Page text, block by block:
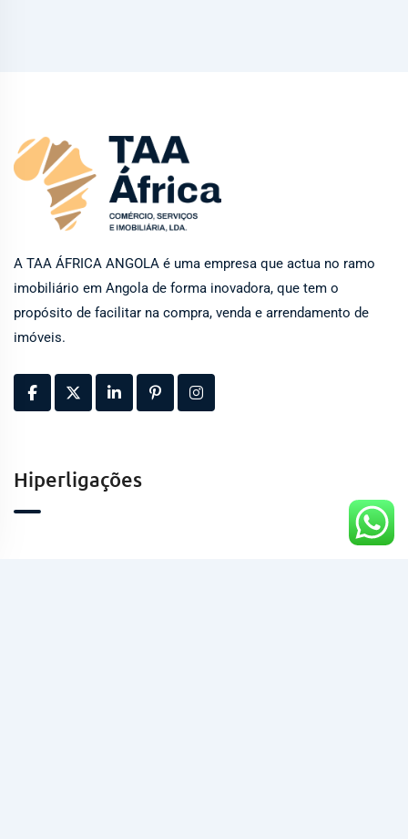
A TAA ÁFRICA ANGOLA é uma empresa que actua no ramo
imobiliário em Angola de forma inovadora, que tem o
propósito de facilitar na compra, venda e arrendamento de
imóveis.
Hiperligações